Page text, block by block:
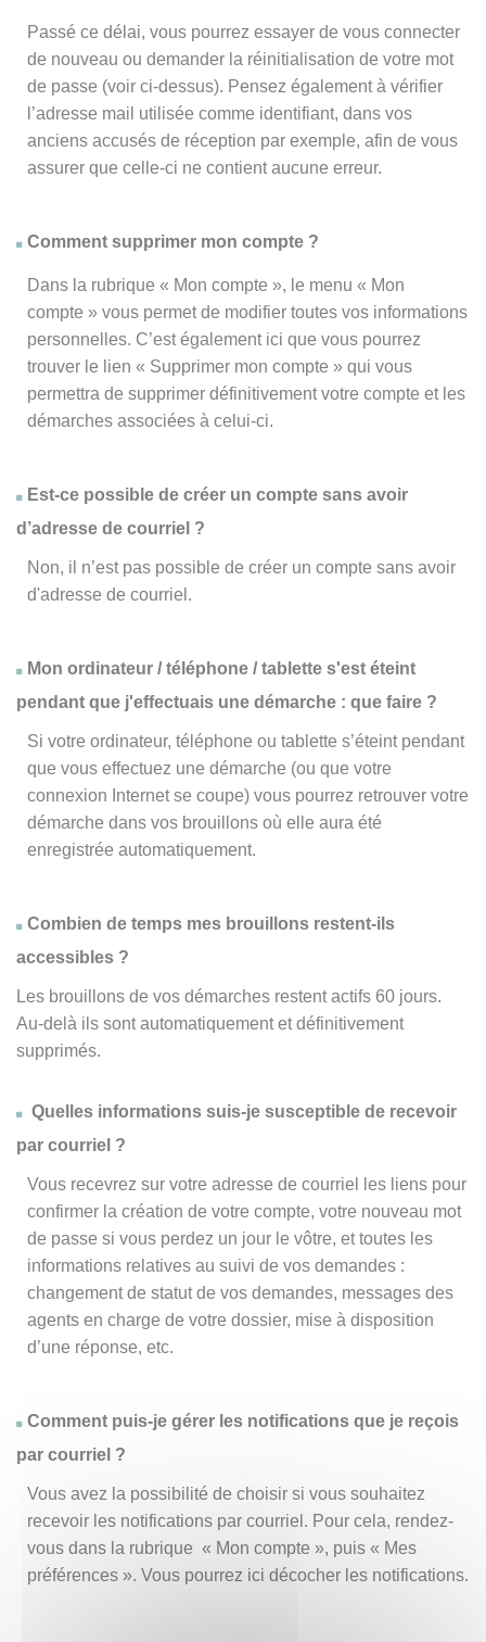
Passé ce délai, vous pourrez essayer de vous connecter
de nouveau ou demander la réinitialisation de votre mot
de passe (voir ci-dessus). Pensez également à vérifier
l’adresse mail utilisée comme identifiant, dans vos
anciens accusés de réception par exemple, afin de vous
assurer que celle-ci ne contient aucune erreur.
Comment supprimer mon compte ?
Dans la rubrique « Mon compte », le menu « Mon
compte » vous permet de modifier toutes vos informations
personnelles. C’est également ici que vous pourrez
trouver le lien « Supprimer mon compte » qui vous
permettra de supprimer définitivement votre compte et les
démarches associées à celui-ci.
Est-ce possible de créer un compte sans avoir
d’adresse de courriel ?
Non, il n’est pas possible de créer un compte sans avoir
d'adresse de courriel.
Mon ordinateur / téléphone / tablette s'est éteint
pendant que j'effectuais une démarche : que faire ?
Si votre ordinateur, téléphone ou tablette s’éteint pendant
que vous effectuez une démarche (ou que votre
connexion Internet se coupe) vous pourrez retrouver votre
démarche dans vos brouillons où elle aura été
enregistrée automatiquement.
Combien de temps mes brouillons restent-ils
accessibles ?
Les brouillons de vos démarches restent actifs 60 jours.
Au-delà ils sont automatiquement et définitivement
supprimés.
Quelles informations suis-je susceptible de recevoir
par courriel ?
Vous recevrez sur votre adresse de courriel les liens pour
confirmer la création de votre compte, votre nouveau mot
de passe si vous perdez un jour le vôtre, et toutes les
informations relatives au suivi de vos demandes :
changement de statut de vos demandes, messages des
agents en charge de votre dossier, mise à disposition
d’une réponse, etc.
Comment puis-je gérer les notifications que je reçois
par courriel ?
Vous avez la possibilité de choisir si vous souhaitez
recevoir les notifications par courriel. Pour cela, rendez-
vous dans la rubrique « Mon compte », puis « Mes
préférences ». Vous pourrez ici décocher les notifications.